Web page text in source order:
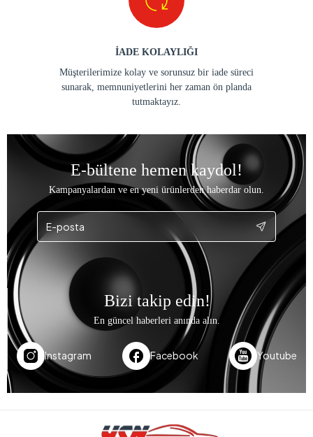
İADE KOLAYLIĞI
Müşterilerimize kolay ve sorunsuz bir iade süreci
sunarak, memnuniyetlerini her zaman ön planda
tutmaktayız.
E-bültene hemen kaydol!
Kampanyalardan ve en yeni ürünlerden haberdar olun.
Bizi takip edin!
En güncel haberleri anında alın.
Instagram Facebook Youtube